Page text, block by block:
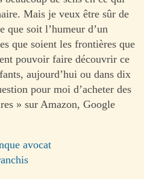
Mais je veux être sûr de
soit l’humeur d’un
que soient les frontières que
pouvoir faire découvrir ce
aujourd’hui ou dans dix
pour moi d’acheter des
» sur Amazon, Google
avocat